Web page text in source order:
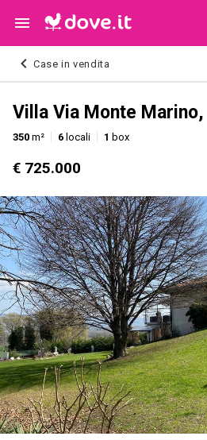
Case in vendita
Villa Via Monte
350 m² 6 locali 1 box
€ 725.000